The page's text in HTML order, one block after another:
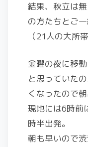
結果、秋立は
の方たちとご
（21人の大所帯
金曜の夜に移
と思っていた
くなったので
現地には6時前
時半出発。
朝も早いので